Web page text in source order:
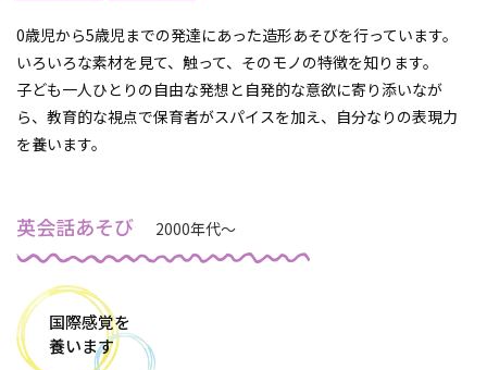
0歳児から5歳児までの発達にあった造形あそびを行っています。
いろいろな素材を見て、触って、そのモノの特徴を知ります。
子ども一人ひとりの自由な発想と自発的な意欲に寄り添いなが
ら、教育的な視点で保育者がスパイスを加え、自分なりの表現力
を養います。
英会話あそび 2000年代～
国際感覚を
養います